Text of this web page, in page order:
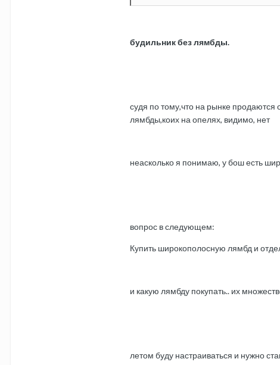
будильник без лямбды.
судя по тому,что на рынке продаются
лямбды,коих на опелях, видимо, нет
неасколько я понимаю, у бош есть
вопрос в следующем:
Купить широкополосную лямбд и
и какую лямбду покупать.. их
летом буду настраиваться и нужно